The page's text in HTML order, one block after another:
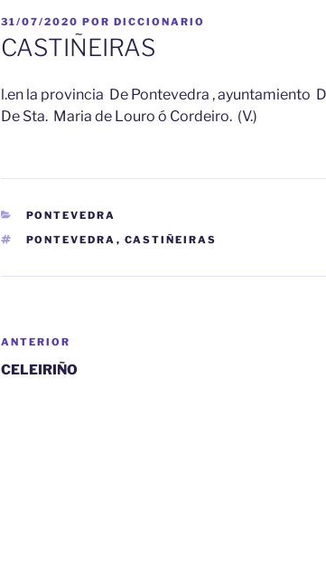
PUBLICADO
EL
31/07/2020 POR DICCIONARIO
CASTIÑEIRAS
l.en la provincia De Pontevedra , ayuntamiento
De Sta. Maria de Louro ó Cordeiro. (V.)
CATEGORÍAS
PONTEVEDRA
ETIQUETAS
PONTEVEDRA , CASTIÑEIRAS
Navegación
de
Entrada
anterior:
ANTERIOR
CELEIRIÑO